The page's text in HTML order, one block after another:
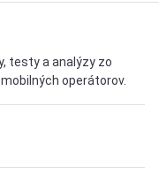
testy a analýzy zo
operátorov.